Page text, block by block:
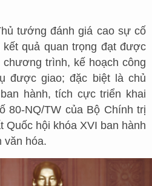
tướng đánh giá cao sự cố
quả quan trọng đạt được
trình, kế hoạch công
được giao; đặc biệt là chủ
hành, tích cực triển khai
80-NQ/TW của Bộ Chính trị
Quốc hội khóa XVI ban hành
văn hóa.